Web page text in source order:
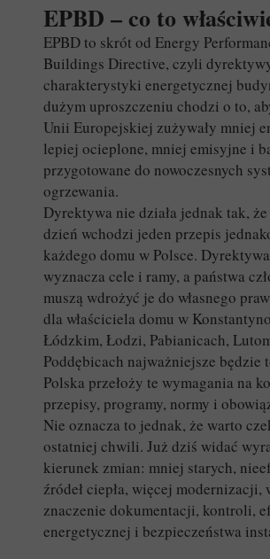
EPBD – co to
EPBD to skrót od Energy
Buildings Directive, czyli
charakterystyki energetycznej
dużym uproszczeniu chodzi o to,
Unii Europejskiej zużywały mniej
lepiej ocieplone, mniej emisyjne i
przygotowane do nowoczesnych
ogrzewania.
Dyrektywa nie działa jednak tak,
dzień wchodzi jeden przepis
każdego domu w Polsce.
wyznacza cele i ramy, a państwa
muszą wdrożyć je do własnego
dla właściciela domu w
Łódzkim, Łodzi, Pabianicach,
Poddębicach najważniejsze będzie
Polska przełoży te wymagania na
przepisy, programy, normy i
Nie oznacza to jednak, że warto
ostatniej chwili. Już dziś widać
kierunek zmian: mniej starych,
źródeł ciepła, więcej modernizacji,
znaczenie dokumentacji, kontroli,
energetycznej i bezpieczeństwa